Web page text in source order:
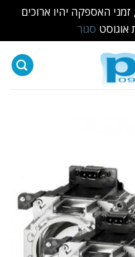
האספקה יהיו ארוכים
אוגוסט סגור